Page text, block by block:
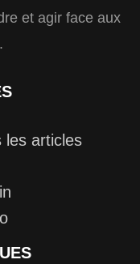
et agir face aux
les articles